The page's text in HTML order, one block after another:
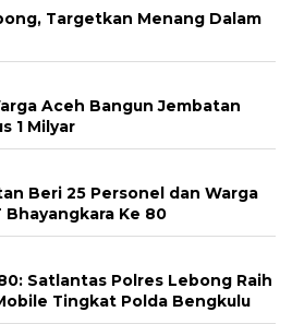
Targetkan Menang Dalam
Aceh Bangun Jembatan
1 Milyar
Beri 25 Personel dan Warga
Bhayangkara Ke 80
Satlantas Polres Lebong Raih
Tingkat Polda Bengkulu